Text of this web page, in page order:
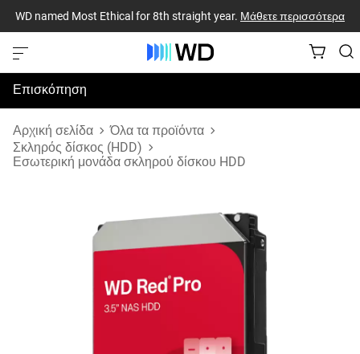
WD named Most Ethical for 8th straight year. Μάθετε περισσότερα
Επισκόπηση
Προδιαγραφές
Υποστήριξη & Πόροι
Αρχική σελίδα
Όλα τα προϊόντα
Σκληρός δίσκος (HDD)
Εσωτερική μονάδα σκληρού δίσκου HDD